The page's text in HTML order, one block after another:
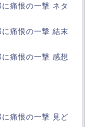
痛恨の一撃 ネタ
痛恨の一撃 結末
痛恨の一撃 感想
痛恨の一撃 見ど